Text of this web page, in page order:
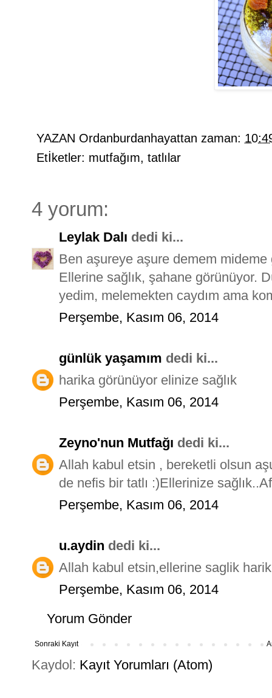
YAZAN Ordanburdanhayattan zaman:
Etİketler: mutfağım, tatlılar
4 yorum:
Leylak Dalı dedi ki...
Ben aşureye aşure demem mideme
Ellerine sağlık, şahane görünüyor.
yedim, melemekten caydım ama
Perşembe, Kasım 06, 2014
günlük yaşamım dedi ki...
harika görünüyor elinize sağlık
Perşembe, Kasım 06, 2014
Zeyno'nun Mutfağı dedi ki...
Allah kabul etsin , bereketli olsun
de nefis bir tatlı :)Ellerinize
Perşembe, Kasım 06, 2014
u.aydin dedi ki...
Allah kabul etsin,ellerine saglik
Perşembe, Kasım 06, 2014
Yorum Gönder
Sonraki Kayıt
Kaydol: Kayıt Yorumları (Atom)